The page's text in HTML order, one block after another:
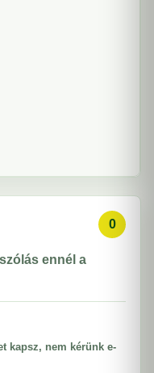
0
ennél a
kapsz, nem kérünk e-